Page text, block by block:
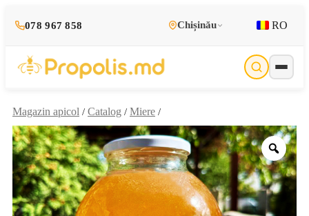
078 967 858 Chișinău RO
Magazin apicol / Catalog / Miere /